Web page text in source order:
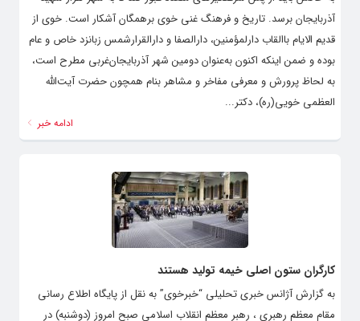
آذربایجان برسد. تاریخ و فرهنگ غنی خوی برهمگان آشکار است. خوی از
قدیم الایام باالقاب دارلمؤمنین، دارالصفا و دارالقرارشمس زبانزد خاص و عام
بوده و ضمن اینکه اکنون به‌عنوان دومین شهر آذربایجان‌غربی مطرح است،
به لحاظ پرورش و معرفی مفاخر و مشاهر بنام همچون حضرت آیت‌الله‌
العظمی خویی(ره)، دکتر...
ادامه خبر
کارگران ستون اصلی خیمه تولید هستند
به گزارش آژانس خبری تحلیلی “خبرخوی” به نقل از پایگاه اطلاع رسانی
مقام معظم رهبری ، رهبر معظم انقلاب اسلامی صبح امروز (دوشنبه) در